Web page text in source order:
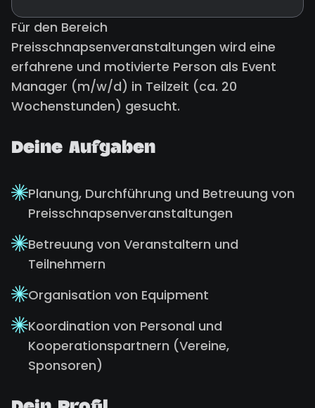
Für den Bereich
Preisschnapsenveranstaltungen wird eine
erfahrene und motivierte Person als Event
Manager (m/w/d) in Teilzeit (ca. 20
Wochenstunden) gesucht.
Deine Aufgaben
Planung, Durchführung und Betreuung von
Preisschnapsenveranstaltungen
Betreuung von Veranstaltern und
Teilnehmern
Organisation von Equipment
Koordination von Personal und
Kooperationspartnern (Vereine,
Sponsoren)